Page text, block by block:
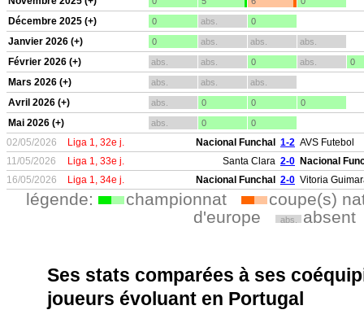
Décembre 2025 (+) 0 abs. 0
Janvier 2026 (+) 0 abs. abs. abs.
Février 2026 (+) abs. abs. 0 abs. 0
Mars 2026 (+) abs. abs. abs.
Avril 2026 (+) abs. 0 0 0
Mai 2026 (+) abs. 0 0
02/05/2026 Liga 1, 32e j. Nacional Funchal 1-2 AVS Futebol
11/05/2026
Liga 1, 33e j. Santa Clara 2-0 Nacional
16/05/2026
Liga 1, 34e j. Nacional Funchal 2-0 Vitoria
légende: championnat
coupe(s)
d'europe
abs. absent
Ses stats comparées à ses
joueurs évoluant en Portugal